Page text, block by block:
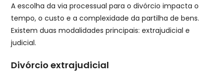
A escolha da via processual para o divórcio impacta o
tempo, o custo e a complexidade da partilha de bens.
Existem duas modalidades principais: extrajudicial e
judicial.
Divórcio extrajudicial